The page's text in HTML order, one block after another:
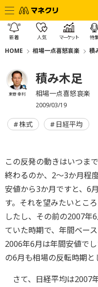
新着 人気 マーケット 特
HOME 相場一点喜怒哀楽 積
東野 幸利
積み木足
相場一点喜怒哀楽
2009/03/19
株式 日経平均
この反発の動きはいつま
終わるのか、2～3か月程
安値から3か月ですと、6
す。それを望みたいとこ
したし、その前の2007年
ていた時期で、年間ベー
2006年6月は年間安値で
の6月も相場の反転時期と
さて、日経平均は2007